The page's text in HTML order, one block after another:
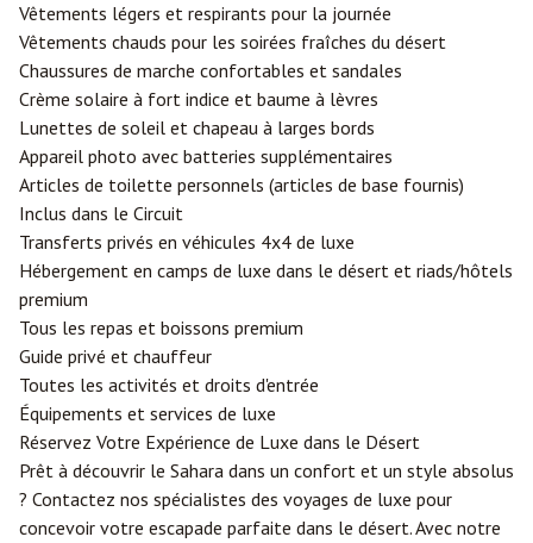
Vêtements légers et respirants pour la journée
Vêtements chauds pour les soirées fraîches du désert
Chaussures de marche confortables et sandales
Crème solaire à fort indice et baume à lèvres
Lunettes de soleil et chapeau à larges bords
Appareil photo avec batteries supplémentaires
Articles de toilette personnels (articles de base fournis)
Inclus dans le Circuit
Transferts privés en véhicules 4x4 de luxe
Hébergement en camps de luxe dans le désert et riads/hôtels
premium
Tous les repas et boissons premium
Guide privé et chauffeur
Toutes les activités et droits d'entrée
Équipements et services de luxe
Réservez Votre Expérience de Luxe dans le Désert
Prêt à découvrir le Sahara dans un confort et un style absolus
? Contactez nos spécialistes des voyages de luxe pour
concevoir votre escapade parfaite dans le désert. Avec notre